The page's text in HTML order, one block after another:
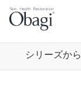
シリ ーズから